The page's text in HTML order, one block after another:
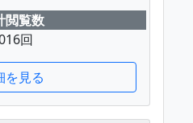
閲覧数
回
を見る